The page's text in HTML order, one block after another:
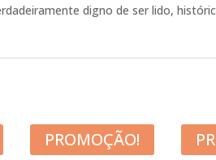
digno de ser lido,
PROMOÇÃO!